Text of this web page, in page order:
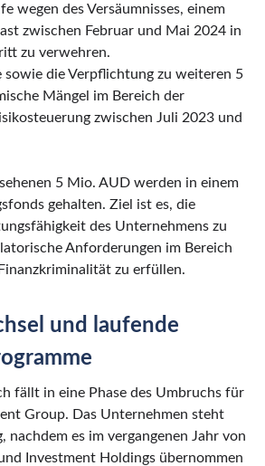
wegen des Versäumnisses, einem
zwischen Februar und Mai 2024 in
zu verwehren.
sowie die Verpflichtung zu weiteren 5
Mängel im Bereich der
zwischen Juli 2023 und
5 Mio. AUD werden in einem
gehalten. Ziel ist es, die
des Unternehmens zu
Anforderungen im Bereich
zu erfüllen.
und laufende
fällt in eine Phase des Umbruchs für
Group. Das Unternehmen steht
nachdem es im vergangenen Jahr von
Investment Holdings übernommen